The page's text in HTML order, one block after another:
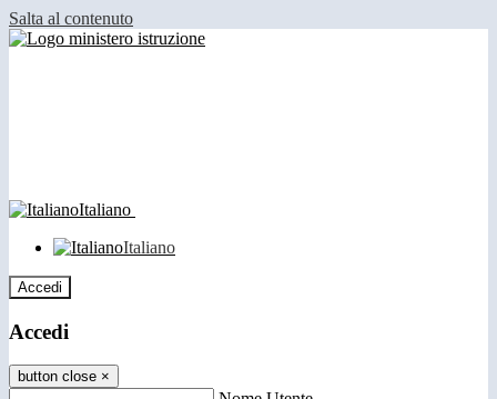
Salta al contenuto
Italiano
Italiano
Accedi
Accedi
button close ×